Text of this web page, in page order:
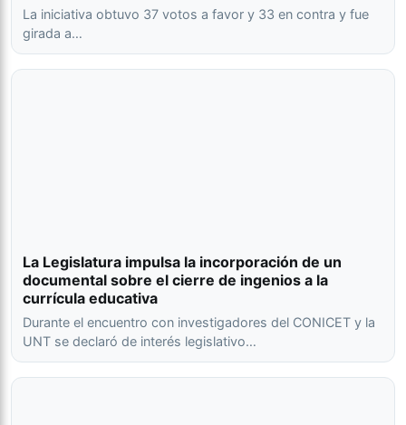
La iniciativa obtuvo 37 votos a favor y 33 en contra y fue
girada a…
La Legislatura impulsa la incorporación de un
documental sobre el cierre de ingenios a la
currícula educativa
Durante el encuentro con investigadores del CONICET y la
UNT se declaró de interés legislativo…